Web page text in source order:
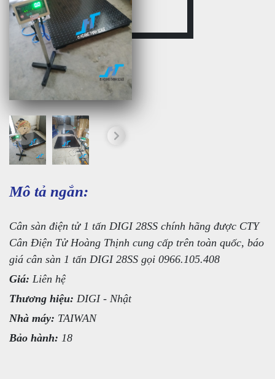
Mô tả ngắn:
Cân sàn điện tử 1 tấn DIGI 28SS chính hãng được CTY
Cân Điện Tử Hoàng Thịnh cung cấp trên toàn quốc, báo
giá cân sàn 1 tấn DIGI 28SS gọi 0966.105.408
Giá: Liên hệ
Thương hiệu: DIGI - Nhật
Nhà máy: TAIWAN
Bảo hành: 18